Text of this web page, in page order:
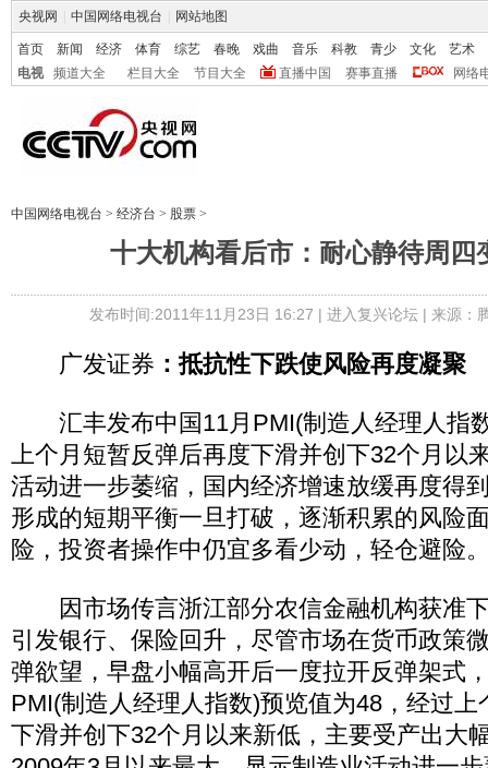
央视网 中国网络电视台 网站地图
首页 新闻 经济 体育 综艺 春晚 戏曲 音乐 科教 青少 文化
艺术
电视
频道大全 栏目大全 节目大全 直播中国 赛事直播 网络
中国网络电视台 > 经济台 > 股票 >
十大机构看后市：耐心静待周四
发布时间:2011年11月23日 16:27 | 进入复兴论坛| 来源：
广发证券 ：抵抗性下跌使风险再度凝聚
汇丰发布中国11月PMI(制造人经理人指
上个月短暂反弹后再度下滑并创下32个月以
活动进一步萎缩，国内经济增速放缓再度得
形成的短期平衡一旦打破，逐渐积累的风险
险，投资者操作中仍宜多看少动，轻仓避险
因市场传言浙江部分农信金融机构获准
引发银行、保险回升，尽管市场在货币政策
弹欲望，早盘小幅高开后一度拉开反弹架式
PMI(制造人经理人指数)预览值为48，经过
下滑并创下32个月以来新低，主要受产出大